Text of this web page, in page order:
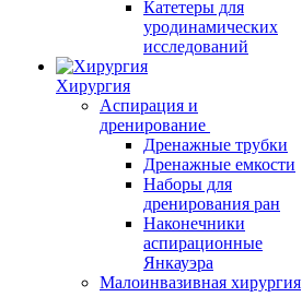
Катетеры для
уродинамических
исследований
Хирургия
Аспирация и
дренирование
Дренажные трубки
Дренажные емкости
Наборы для
дренирования ран
Наконечники
аспирационные
Янкауэра
Малоинвазивная хирургия